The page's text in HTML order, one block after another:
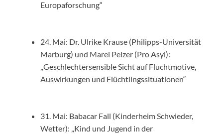
Europaforschung“
24. Mai: Dr. Ulrike Krause (Philipps-Universität
Marburg) und Marei Pelzer (Pro Asyl):
„Geschlechtersensible Sicht auf Fluchtmotive,
Auswirkungen und Flüchtlingssituationen“
31. Mai: Babacar Fall (Kinderheim Schwieder,
Wetter): „Kind und Jugend in der